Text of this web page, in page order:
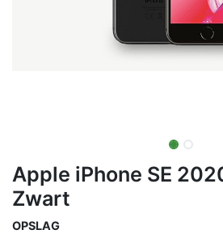
Apple iPhone SE
Zwart
OPSLAG